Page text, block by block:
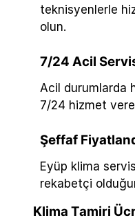
teknisyenlerle
olun.
7/24 Acil
Acil durumlarda
7/24 hizmet
Şeffaf
Eyüp klima
rekabetçi
Klima Tamiri